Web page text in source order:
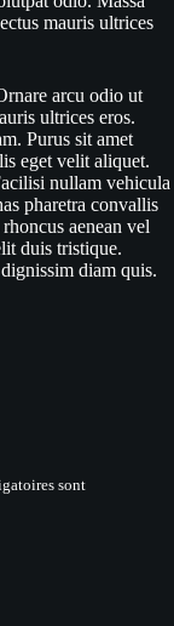
mauris ultrices
arcu odio ut
ultrices eros.
Purus sit amet
eget velit aliquet.
nullam vehicula
pharetra convallis
aenean vel
duis tristique.
diam quis.
sont